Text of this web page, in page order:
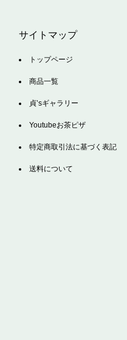
サイトマップ
トップページ
商品一覧
貞’sギャラリー
Youtubeお茶ピザ
特定商取引法に基づく表記
送料について